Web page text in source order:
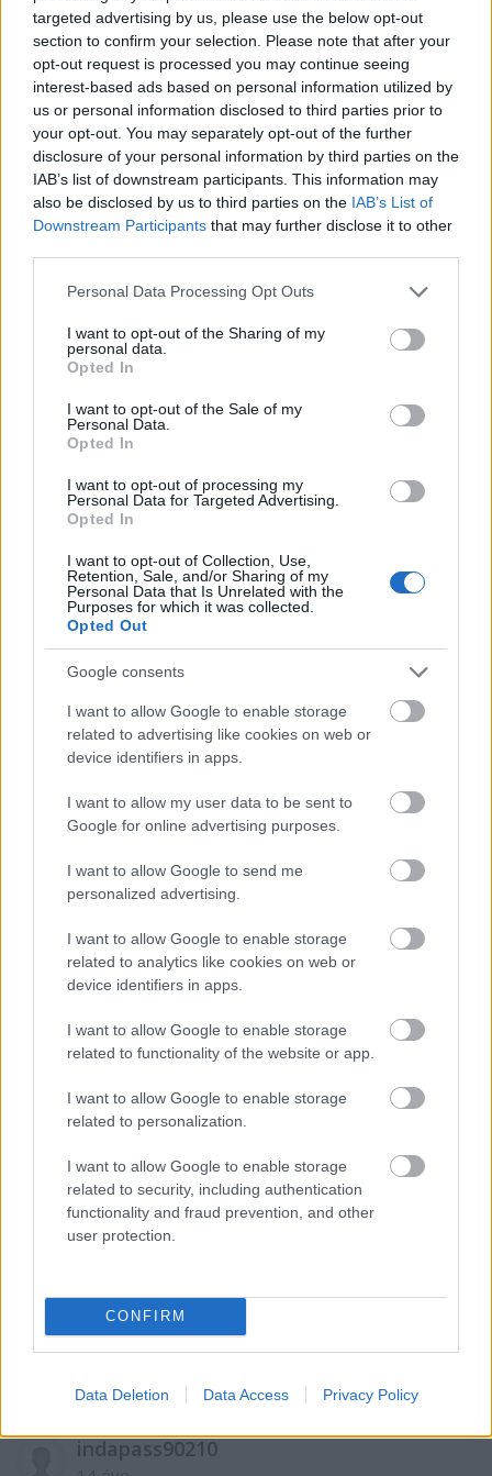
targeted advertising by us, please use the below opt-out
section to confirm your selection. Please note that after your
opt-out request is processed you may continue seeing
interest-based ads based on personal information utilized by
us or personal information disclosed to third parties prior to
your opt-out. You may separately opt-out of the further
disclosure of your personal information by third parties on the
IAB’s list of downstream participants. This information may
also be disclosed by us to third parties on the IAB’s List of
Downstream Participants that may further disclose it to other
Please note that this website/app uses one or more Google
not limited to your visit or usage behaviour. You may click to
grant or deny consent to Google and its third-party tags to
use your data for below specified purposes in below Google
consent section.
Personal Data Processing Opt Outs
I want to opt-out of the Sharing of my
personal data.
Opted In
I want to opt-out of the Sale of my
Personal Data.
Opted In
I want to opt-out of processing my
Personal Data for Targeted Advertising.
Opted In
I want to opt-out of Collection, Use,
Retention, Sale, and/or Sharing of my
Personal Data that Is Unrelated with the
Purposes for which it was collected.
Opted Out
Google consents
I want to allow Google to enable storage
related to advertising like cookies on web or
device identifiers in apps.
I want to allow my user data to be sent to
Google for online advertising purposes.
I want to allow Google to send me
personalized advertising.
I want to allow Google to enable storage
related to analytics like cookies on web or
device identifiers in apps.
I want to allow Google to enable storage
related to functionality of the website or app.
I want to allow Google to enable storage
related to personalization.
I want to allow Google to enable storage
related to security, including authentication
functionality and fraud prevention, and other
user protection.
CONFIRM
Data Deletion Data Access Privacy Policy
El.
Abban az esetben, ha bruttómból nyugdíjralevont
lét, meg a munkáltatótól leont szocho adót is a
nettómhoz csapnák. Akkor kicsit jobb színvonalon
tarthatnám őket, mint az állam...
pandacsökiboborján
14 éve
Németországban vagy 1.5 milló betöltetlen állás van
menni,nem Mátészalkán ülni és várni a csodát,amit
majd piciviktor és kancsal jobbkeze elhoz...
DR. DR. DR. rasztaparaszt
14 éve
nem szamitok semmi nyugdijra.
nem is koll. lassan ott vagyok a korban, de ugyis az
uccso napig dolgozni fogok, ugy csupaljak ki majd a
zegeret a kezembol. Nem mintha nem lenne eleg a
spajzban, de nem tudom elkepzelni a napjaimat
alkotas nelkul.
ifju padavanjaim, koltsetek a nyugdijam
gyogyszerre! :)
Légvárak
14 éve
felháborító az, ha néhány évet is alig dolgozott
csudaértelmes gyerekek elhintik itt, hogy a
nyugdíjas pedig dögöljön meg, ők nem fogják
eltartani. Nem is kellene, ha a mostani 35-45 közötti
korosztály nem lopta volna el a megtakarításukat.
Nem a simlis korengedményes, hanem a szegény
vidéki emberekre gondolok akik ellentétben az ilyen
helyeken puffogtatott "több mint 100 ezres
nyugdíjátlag" helyett 40-50 ezerből élnek. És akik
tényleg rokkantak, de miért nem mennek
kerekesszékkel dolgozni. Harácsoljál jó sokat, mert
indapass90210
Mátészalkán hányan beszélnek olyan szinten
németül és/vagy angolul, hogy azzal külföldön
indapass90210